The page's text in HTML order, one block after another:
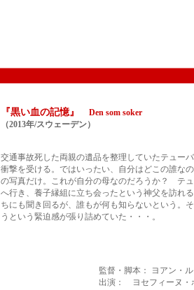
『黒い血の記憶』 Den som soker
（2013年/スウェーデン）
交通事故死した両親の遺品を整理していたテュー
衝撃を受ける。ではいったい、自分はどこの誰
の写真だけ。これが自分の母なのだろうか？ テ
へ行き、養子縁組に立ち会ったという神父を訪れ
ちにも聞き回るが、誰もが何も知らないという。
うという緊迫感が張り詰めていた・・・。
監督・脚本： ヨアン・
出演： ヨセフィーヌ